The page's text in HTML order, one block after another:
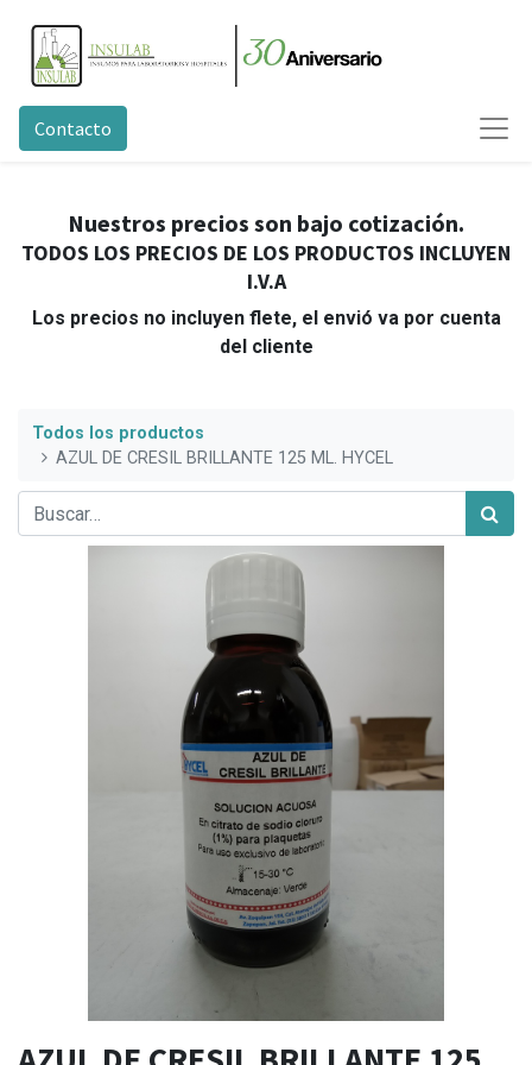
Contacto
Nuestros precios son bajo cotización.
TODOS LOS PRECIOS DE LOS PRODUCTOS INCLUYEN
I.V.A
Los precios no incluyen flete, el envió va por cuenta
del cliente
Todos los productos
AZUL DE CRESIL BRILLANTE 125 ML. HYCEL